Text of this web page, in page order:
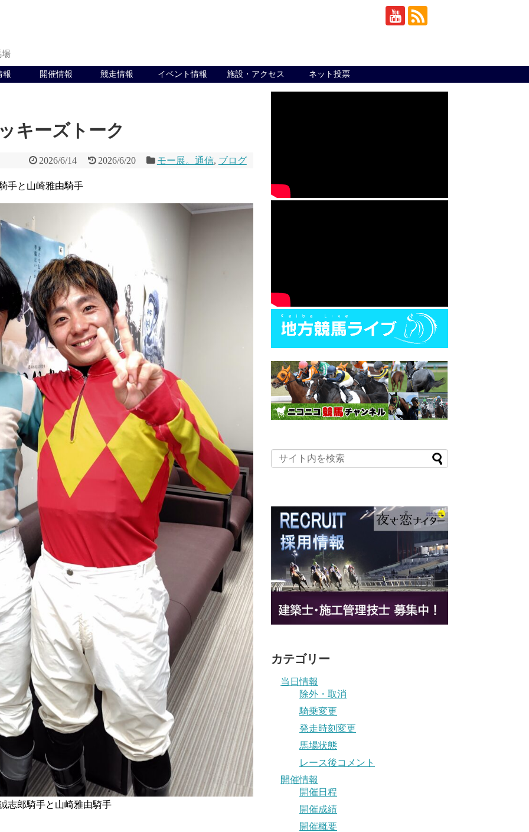
場
報 開催情報 競走情報 イベント情報 施設・アクセス ネット投票
キーズトーク
2026/6/14 2026/6/20 モー展。通信, ブログ
手と山崎雅由騎手
志郎騎手と山崎雅由騎手
カテゴリー
当日情報
除外・取消
騎乗変更
発走時刻変更
馬場状態
レース後コメント
開催情報
開催日程
開催成績
開催概要